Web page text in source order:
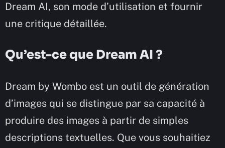
Dream AI, son mode d’utilisation et fournir
une critique détaillée.
Qu’est-ce que Dream AI ?
Dream by Wombo est un outil de génération
d’images qui se distingue par sa capacité à
produire des images à partir de simples
descriptions textuelles. Que vous souhaitiez